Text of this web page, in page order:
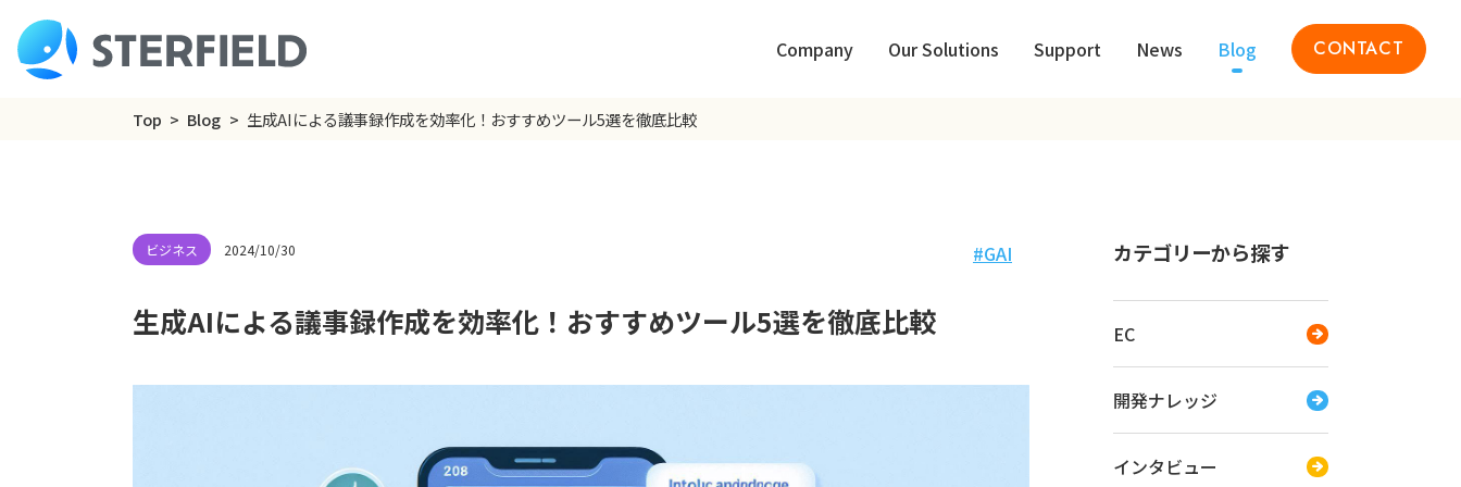
Company Our Solutions Support News Blog CONTACT
Top Blog 生成AIによる議事録作成を効率化！おすすめツール5選を徹底比較
カテゴリーから探す
EC
開発ナレッジ
インタビュー
2024/10/30 GAI
生成AIによる議事録作成を効率化！おすすめツール5選を徹底比較